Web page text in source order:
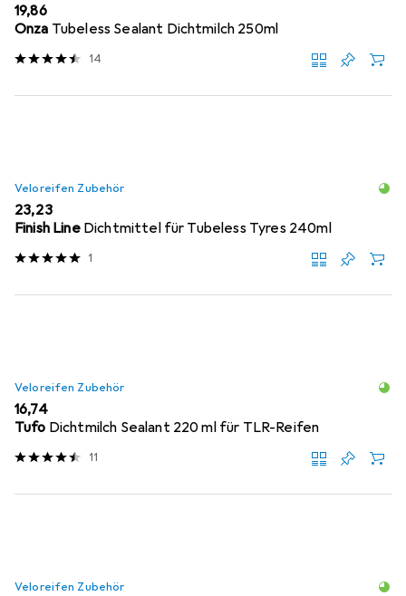
EUR
19,86
Onza Tubeless Sealant Dichtmilch 250ml
14
Veloreifen Zubehör
EUR
23,23
Finish Line Dichtmittel für Tubeless Tyres 240ml
1
Veloreifen Zubehör
EUR
16,74
Tufo Dichtmilch Sealant 220 ml für TLR-Reifen
11
Veloreifen Zubehör